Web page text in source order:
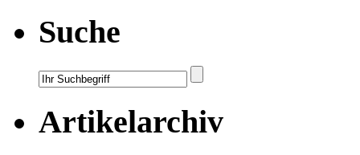
Suche
Artikelarchiv